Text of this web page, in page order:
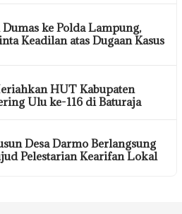
ke Polda Lampung,
Keadilan atas Dugaan Kasus
HUT Kabupaten
Ulu ke-116 di Baturaja
Desa Darmo Berlangsung
Pelestarian Kearifan Lokal